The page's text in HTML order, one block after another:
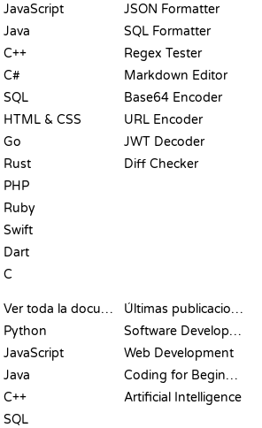
JavaScript
Java
C++
C#
SQL
HTML & CSS
Go
Rust
PHP
Ruby
Swift
Dart
C
JSON Formatter
SQL Formatter
Regex Tester
Markdown Editor
Base64 Encoder
URL Encoder
JWT Decoder
Diff Checker
Ver toda la documentación
Python
JavaScript
Java
C++
SQL
Últimas publicaciones
Software Development
Web Development
Coding for Beginners
Artificial Intelligence